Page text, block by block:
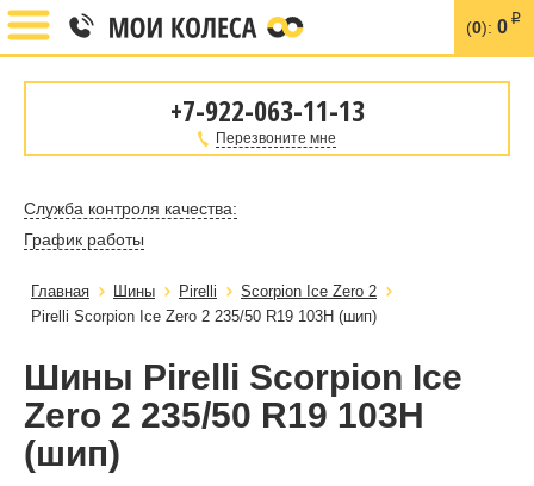
(0): 0 i
+7-922-063-11-13
Перезвоните мне
Служба контроля качества:
График работы
Главная Шины Pirelli
Scorpion Ice Zero 2
Pirelli Scorpion Ice Zero 2 235/50 R19 103H (шип)
Шины Pirelli Scorpion Ice
Zero 2 235/50 R19 103H
(шип)